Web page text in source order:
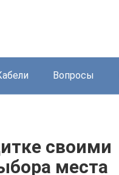
Вопросы
своими
места